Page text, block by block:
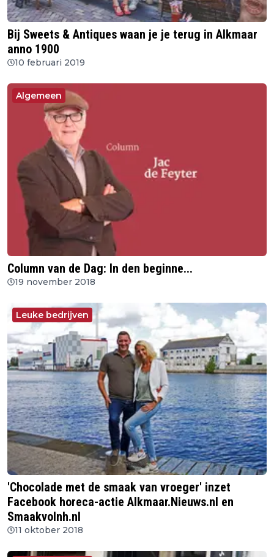
Bij Sweets & Antiques waan je je terug in Alkmaar
anno 1900
10 februari 2019
Algemeen
Column van de Dag: In den beginne...
19 november 2018
Leuke bedrijven
'Chocolade met de smaak van vroeger' inzet
Facebook horeca-actie Alkmaar.Nieuws.nl en
Smaakvolnh.nl
11 oktober 2018